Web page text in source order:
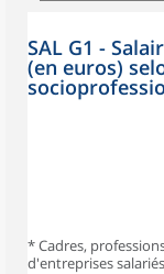
SAL G1 -
(en euros)
* Cadres,
d'entreprises